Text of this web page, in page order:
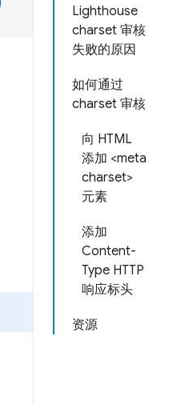
Lighthouse
charset 审核
失败的原因
如何通过
charset 审核
向 HTML
添加 <meta
charset>
元素
添加
Content-
Type HTTP
响应标头
资源